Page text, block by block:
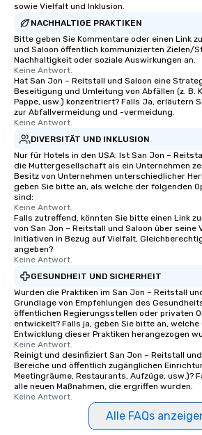
protocols are some of the Limos4
products that bring necessary
flexibility and seamlessness in
today’s fast-paced world.
sowie Vielfalt und Inklusion.
NACHHALTIGE PRAKTIKEN
Bitte geben Sie Kommentare oder einen Link
und Saloon öffentlich kommunizierten Zielen/
Nachhaltigkeit oder soziale Auswirkungen an.
Keine Antwort.
Hat San Jon – Reitstall und Saloon eine
Beseitigung und Umleitung von Abfällen (z. B.
Pappe, usw.) konzentriert? Falls Ja, erläutern
zur Abfallvermeidung und -vermeidung.
Keine Antwort.
DIVERSITÄT UND INKLUSION
Nur für Hotels in den USA: Ist San Jon –
die Muttergesellschaft als ein Unternehmen
Besitz von Unternehmen unterschiedlicher
geben Sie bitte an, als welche der folgenden
sind:
Keine Antwort.
Falls zutreffend, könnten Sie bitte einen Link
von San Jon – Reitstall und Saloon über seine
Initiativen in Bezug auf Vielfalt,
angeben?
Keine Antwort.
GESUNDHEIT UND SICHERHEIT
Wurden die Praktiken im San Jon – Reitstall
Grundlage von Empfehlungen des
öffentlichen Regierungsstellen oder privaten
entwickelt? Falls ja, geben Sie bitte an,
Entwicklung dieser Praktiken herangezogen
Keine Antwort.
Reinigt und desinfiziert San Jon – Reitstall
Bereiche und öffentlich zugänglichen
Meetingräume, Restaurants, Aufzüge, usw.)?
alle neuen Maßnahmen, die ergriffen wurden.
Keine Antwort.
Alle FAQs